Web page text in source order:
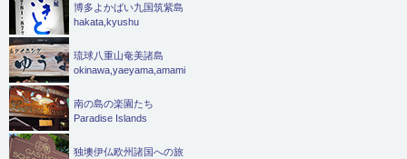
博多よかばい九国筑紫島
hakata,kyushu
琉球八重山奄美諸島
okinawa,yaeyama,amami
南の島の楽園たち
Paradise Islands
独墺伊仏欧州諸国への旅